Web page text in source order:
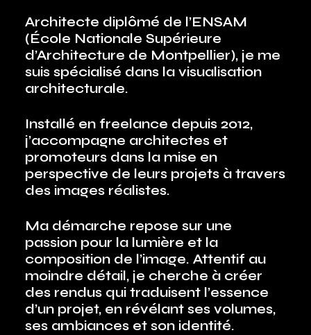
Architecte diplômé de l’ENSAM
(École Nationale Supérieure
d’Architecture de Montpellier), je me
suis spécialisé dans la visualisation
architecturale.
Installé en freelance depuis 2012,
j’accompagne architectes et
promoteurs dans la mise en
perspective de leurs projets à travers
des images réalistes.
Ma démarche repose sur une
passion pour la lumière et la
composition de l’image. Attentif au
moindre détail, je cherche à créer
des rendus qui traduisent l’essence
d’un projet, en révélant ses volumes,
ses ambiances et son identité.